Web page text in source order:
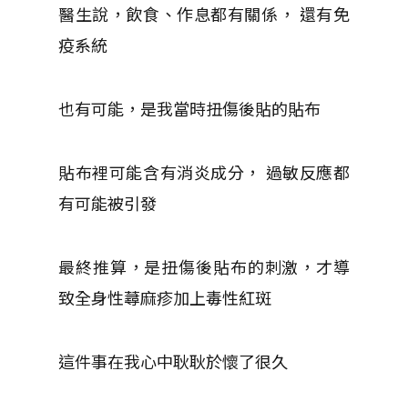
醫生說，飲食、作息都有關係， 還有免
疫系統
也有可能，是我當時扭傷後貼的貼布
貼布裡可能含有消炎成分， 過敏反應都
有可能被引發
最終推算，是扭傷後貼布的刺激，才導
致全身性蕁麻疹加上毒性紅斑
這件事在我心中耿耿於懷了很久